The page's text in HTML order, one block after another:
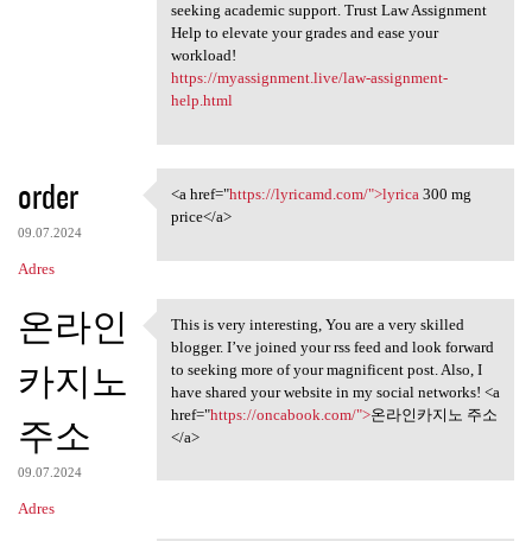
seeking academic support. Trust Law Assignment
Help to elevate your grades and ease your
workload!
https://myassignment.live/law-assignment-
help.html
order
09.07.2024
Adres
<a href="https://lyricamd.com
<a href="https://lyricamd.com/">lyrica 300 mg
price</a>
온라인
카지노
주소
09.07.2024
Adres
This is very interesting, You
This is very interesting, You are a very skilled
blogger. I’ve joined your rss feed and look forward
to seeking more of your magnificent post. Also, I
have shared your website in my social networks! <a
href="https://oncabook.com/">온라인카지노 주소
</a>